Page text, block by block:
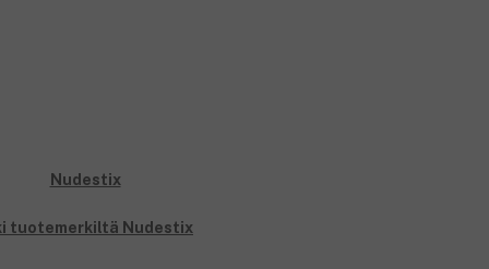
tuotemerkiltä Nudestix